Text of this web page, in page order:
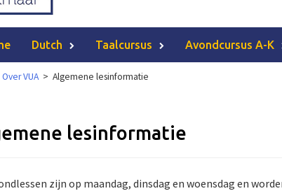
Dutch Taalcursus Avondcursus A-K
Over VUA> Algemene lesinformatie
lesinformatie
zijn op maandag, dinsdag en woensdag en